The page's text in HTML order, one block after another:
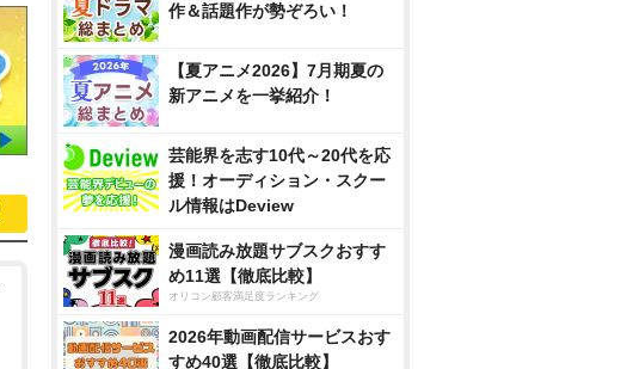
作＆話題作が勢ぞろい！
【夏アニメ2026】7月期夏の
新アニメを一挙紹介！
芸能界を志す10代～20代を応
援！オーディション・スクー
ル情報はDeview
漫画読み放題サブスクおすす
め11選【徹底比較】
オリコン顧客満足度ランキング
2026年動画配信サービスおす
すめ40選【徹底比較】